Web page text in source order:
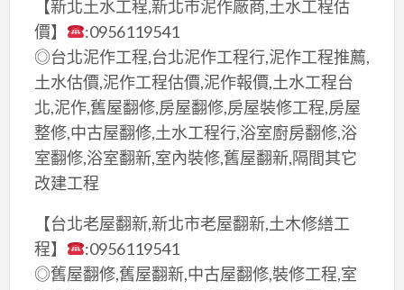
【新北土水工程,新北市泥作廠商,土水工程估
價】
:0956119541
◎台北泥作工程,台北泥作工程行,泥作工程推薦,
土水估價,泥作工程估價,泥作報價,土水工程台
北,泥作,舊屋翻修,房屋翻修,房屋裝修工程,房屋
整修,中古屋翻修,土水工程行,浴室廚房翻修,浴
室翻修,浴室翻新,室內裝修,舊屋翻新,隔間其它
改建工程
【台北老屋翻新,新北市老屋翻新,土木修繕工
程】
:0956119541
◎舊屋翻修,舊屋翻新,中古屋翻修,裝修工程,室